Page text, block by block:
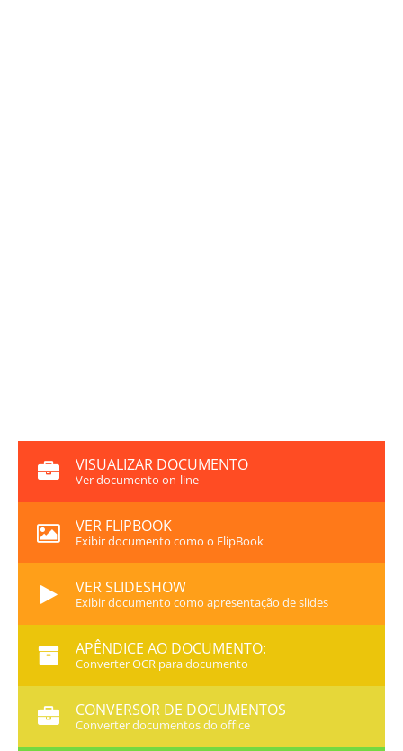
VISUALIZAR DOCUMENTO
Ver documento on-line
VER FLIPBOOK
Exibir documento como o FlipBook
VER SLIDESHOW
Exibir documento como apresentação de slides
APÊNDICE AO DOCUMENTO:
Converter OCR para documento
CONVERSOR DE DOCUMENTOS
Converter documentos do office